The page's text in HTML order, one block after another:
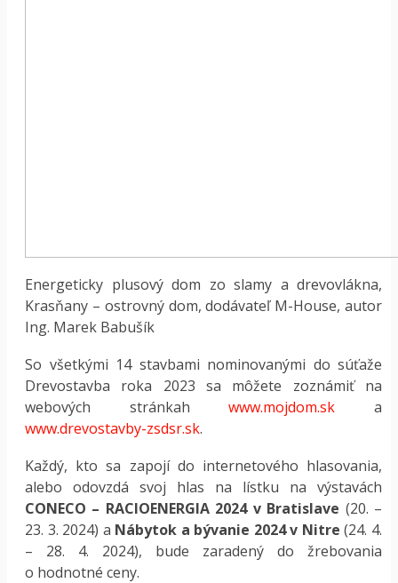
Energeticky plusový dom zo slamy a drevovlákna,
Krasňany – ostrovný dom, dodávateľ M-House, autor
Ing. Marek Babušík
So všetkými 14 stavbami nominovanými do súťaže
Drevostavba roka 2023 sa môžete zoznámiť na
webových stránkahwww.mojdom.sk a
www.drevostavby-zsdsr.sk.
Každý, kto sa zapojí do internetového hlasovania,
alebo odovzdá svoj hlas na lístku na výstavách
CONECO – RACIOENERGIA 2024 v Bratislave (20. –
23. 3. 2024) a Nábytok a bývanie 2024 v Nitre (24. 4.
– 28. 4. 2024), bude zaradený do žrebovania
o hodnotné ceny.